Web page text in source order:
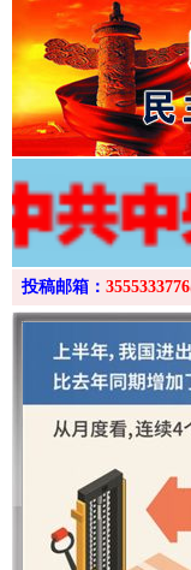
投稿邮箱：